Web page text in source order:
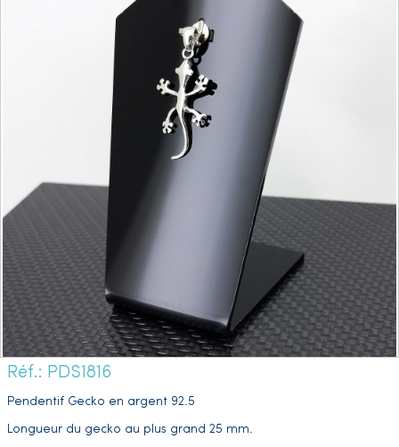
Réf.: PDS1816
Pendentif Gecko en argent 92.5
Longueur du gecko au plus grand 25 mm.